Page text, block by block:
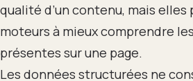
qualité d’un contenu, mais
moteurs à mieux comprendre
présentes sur une page.
Les données structurées ne